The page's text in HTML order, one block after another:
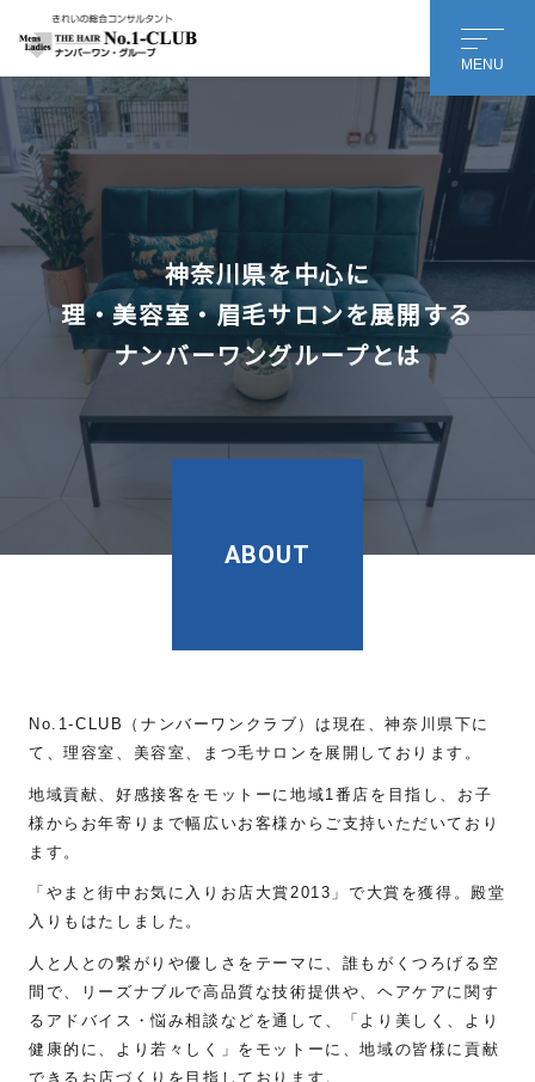
MENU
神奈川県を中心に
理・美容室・眉毛サロンを展開する
ナンバーワングループとは
ABOUT
No.1-CLUB（ナンバーワンクラブ）は現在、神奈川県下に
て、理容室、美容室、まつ毛サロンを展開しております。
地域貢献、好感接客をモットーに地域1番店を目指し、お子
様からお年寄りまで幅広いお客様からご支持いただいており
ます。
「やまと街中お気に入りお店大賞2013」で大賞を獲得。殿堂
入りもはたしました。
人と人との繋がりや優しさをテーマに、誰もがくつろげる空
間で、リーズナブルで高品質な技術提供や、ヘアケアに関す
るアドバイス・悩み相談などを通して、「より美しく、より
健康的に、より若々しく」をモットーに、地域の皆様に貢献
できるお店づくりを目指しております。
会社名 or 個人名*
担当者様のお名前
姓
メッセージ
メッセージを送信する